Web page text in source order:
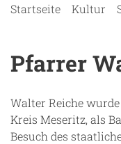
Startseite Kultur
Pfarrer
Walter Reiche
Kreis Meseritz, als
Besuch des